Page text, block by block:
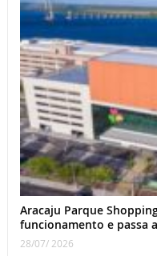
Aracaju Parque
funcionamento e passa
28/07/ 2026